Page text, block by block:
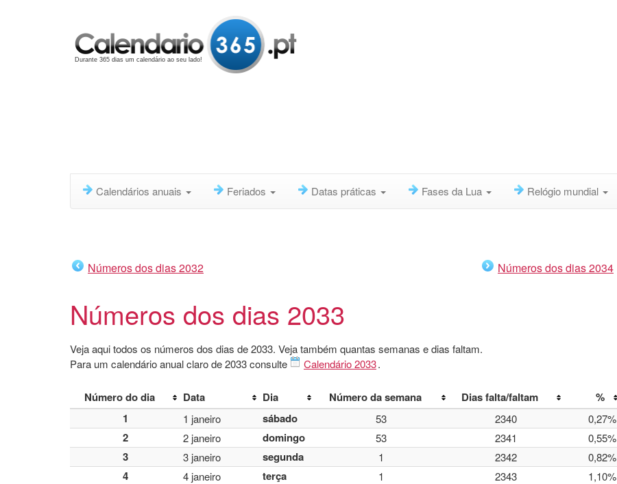
Durante 365 dias um calendário ao seu lado!
Calendários anuais Feriados Datas práticas Fases da Lua Relógio mundial
Números dos dias 2032 Números dos dias 2034
Números dos dias 2033
Veja aqui todos os números dos dias de 2033. Veja também quantas semanas e dias faltam.
Para um calendário anual claro de 2033 consulte
Calendário 2033.
Número do dia Data Dia Número da semana Dias falta/faltam
%
1
1 janeiro sábado 53 2340 0,27%
2 2 janeiro domingo 53 2341 0,55%
3 3 janeiro segunda 1 2342 0,82%
4 4 janeiro terça 1 2343 1,10%